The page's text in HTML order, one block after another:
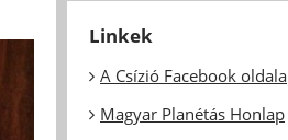
Linkek
A Csízió Facebook oldala
Magyar Planétás Honlap